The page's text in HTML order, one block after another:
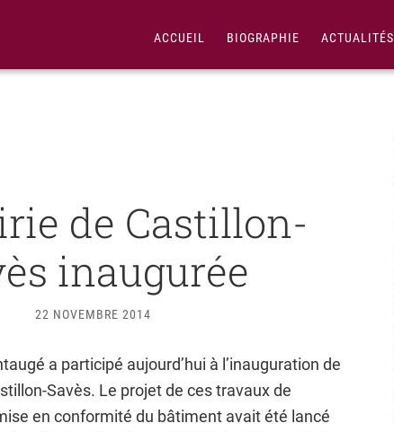
ACCUEIL BIOGRAPHIE ACTUALITÉS
de Castillon-
inaugurée
22 NOVEMBRE 2014
a participé aujourd’hui à l’inauguration de
Savès. Le projet de ces travaux de
en conformité du bâtiment avait été lancé